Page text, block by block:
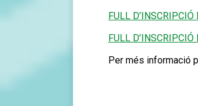
FULL
FULL
Per més informació